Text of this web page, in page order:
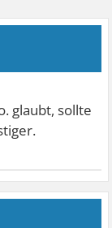
glaubt, sollte